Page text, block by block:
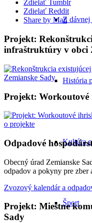
Z dávnej
História
Kultúra
Šport
Zdielať Tumblr
Zdielať Reddit
Share by Mail
Projekt:
infraštruktúry v obci
Projekt: Workoutové
Odpadové
Obecný úrad Zemianske
odpadov a pokyny pre zber
Zvozový kalendár a
Projekt: Miestne
Sady